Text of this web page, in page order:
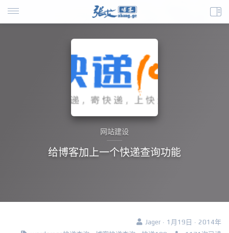
网站建设
给博客加上一个快递查询功能
Jager · 1月19日 · 2014年